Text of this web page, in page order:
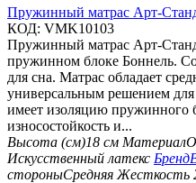
Пружинный матрас Арт-
КОД: VMK10103
Пружинный матрас Арт-
пружинном блоке Боннель.
для сна. Матрас обладает
универсальным решением
имеет изоляцию пружинного
износостойкость и...
Высота (см)18 см Материал
Искусственный латекс Бренд
стороныСредняя Жесткость